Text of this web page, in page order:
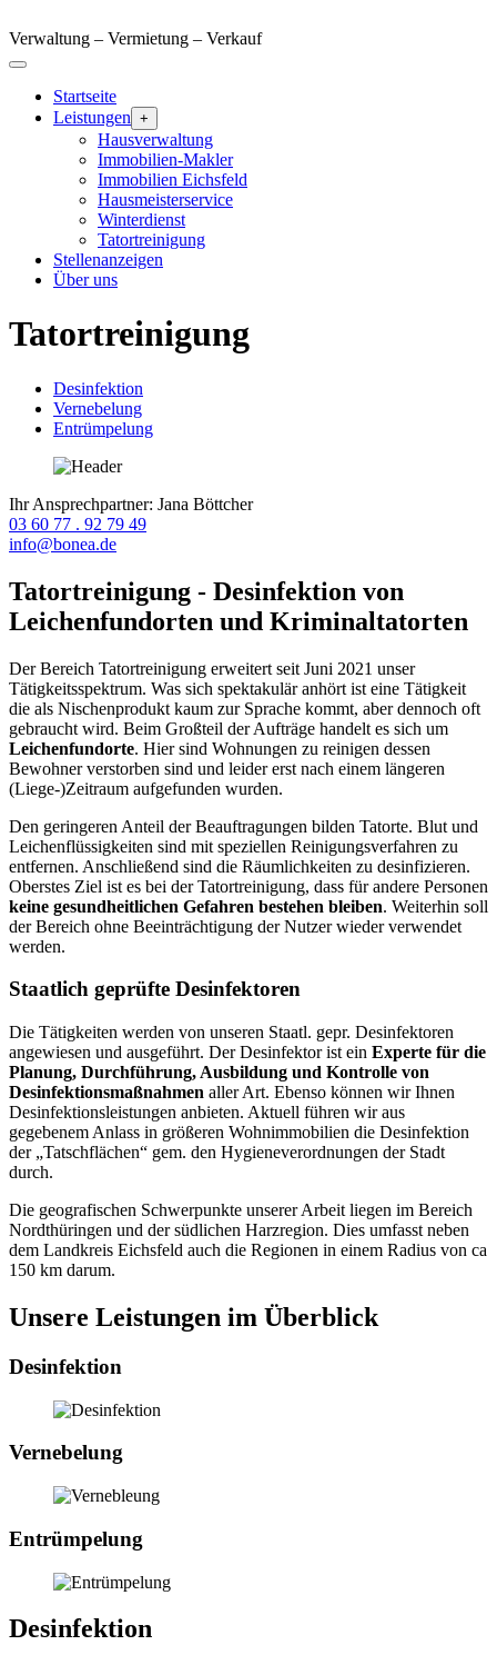
Verwaltung – Vermietung – Verkauf
Startseite
Leistungen +
Hausverwaltung
Immobilien-Makler
Immobilien Eichsfeld
Hausmeisterservice
Winterdienst
Tatortreinigung
Stellenanzeigen
Über uns
Tatortreinigung
Desinfektion
Vernebelung
Entrümpelung
Ihr Ansprechpartner: Jana Böttcher
03 60 77 . 92 79 49
info@bonea.de
Tatortreinigung - Desinfektion von
Leichenfundorten und Kriminaltatorten
Der Bereich Tatortreinigung erweitert seit Juni 2021 unser
Tätigkeitsspektrum. Was sich spektakulär anhört ist eine Tätigkeit
die als Nischenprodukt kaum zur Sprache kommt, aber dennoch oft
gebraucht wird. Beim Großteil der Aufträge handelt es sich um
Leichenfundorte. Hier sind Wohnungen zu reinigen dessen
Bewohner verstorben sind und leider erst nach einem längeren
(Liege-)Zeitraum aufgefunden wurden.
Den geringeren Anteil der Beauftragungen bilden Tatorte. Blut und
Leichenflüssigkeiten sind mit speziellen Reinigungsverfahren zu
entfernen. Anschließend sind die Räumlichkeiten zu desinfizieren.
Oberstes Ziel ist es bei der Tatortreinigung, dass für andere Personen
keine gesundheitlichen Gefahren bestehen bleiben. Weiterhin soll
der Bereich ohne Beeinträchtigung der Nutzer wieder verwendet
werden.
Staatlich geprüfte Desinfektoren
Die Tätigkeiten werden von unseren Staatl. gepr. Desinfektoren
angewiesen und ausgeführt. Der Desinfektor ist ein Experte für die
Planung, Durchführung, Ausbildung und Kontrolle von
Desinfektionsmaßnahmen aller Art. Ebenso können wir Ihnen
Desinfektionsleistungen anbieten. Aktuell führen wir aus
gegebenem Anlass in größeren Wohnimmobilien die Desinfektion
der „Tatschflächen“ gem. den Hygieneverordnungen der Stadt
durch.
Die geografischen Schwerpunkte unserer Arbeit liegen im Bereich
Nordthüringen und der südlichen Harzregion. Dies umfasst neben
dem Landkreis Eichsfeld auch die Regionen in einem Radius von ca
150 km darum.
Unsere Leistungen im Überblick
Desinfektion
Vernebelung
Entrümpelung
Desinfektion